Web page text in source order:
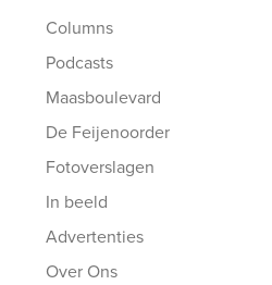
Columns
Podcasts
Maasboulevard
De Feijenoorder
Fotoverslagen
In beeld
Advertenties
Over Ons